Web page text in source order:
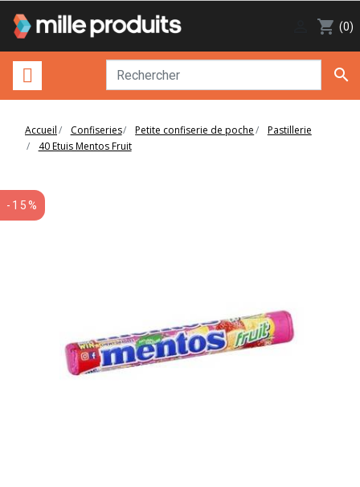
shopping_cart (0)

Accueil Confiseries Petite confiserie de poche
Pastillerie
40 Etuis Mentos Fruit
-15%